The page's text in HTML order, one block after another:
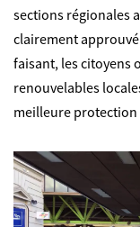
sections régionales
clairement
faisant, les citoyens
renouvelables
meilleure protection